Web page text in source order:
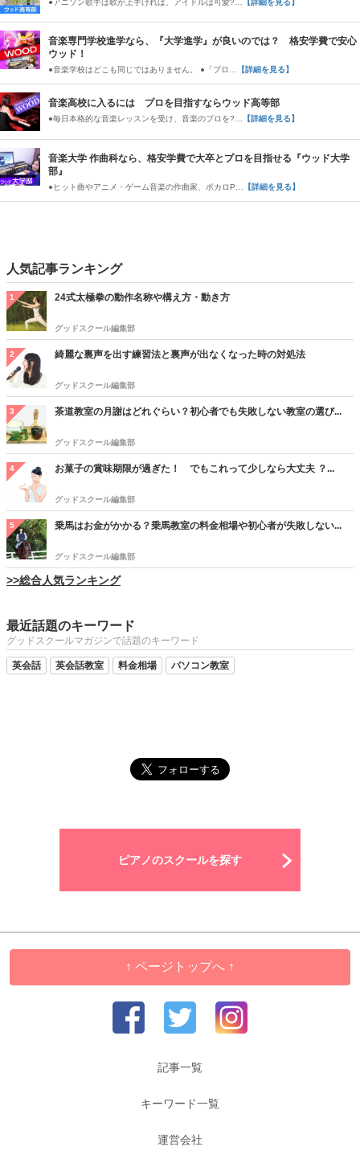
音楽専門学校進学なら、『大学進学』が良いのでは？ 格安学費で安心
ウッド！
●音楽学校はどこも同じではありません。 ●「プロ… 【詳細を見る】
音楽高校に入るには プロを目指すならウッド高等部
●毎日本格的な音楽レッスンを受け、音楽のプロを?… 【詳細を見る】
音楽大学 作曲科なら、格安学費で大卒とプロを目指せる『ウッド大学
部』
●ヒット曲やアニメ・ゲーム音楽の作曲家、ボカロP… 【詳細を見る】
人気記事ランキング
1 24式太極拳の動作名称や構え方・動き方
グッドスクール編集部
2 綺麗な裏声を出す練習法と裏声が出なくなった時の対処法
グッドスクール編集部
3 茶道教室の月謝はどれぐらい？初心者でも失敗しない教室の選び...
グッドスクール編集部
4 お菓子の賞味期限が過ぎた！ でもこれって少しなら大丈夫 ？...
グッドスクール編集部
5 乗馬はお金がかかる？乗馬教室の料金相場や初心者が失敗しない...
グッドスクール編集部
>>総合人気ランキング
最近話題のキーワード
グッドスクールマガジンで話題のキーワード
英会話 英会話教室 料金相場 パソコン教室
ピアノのスクールを探す
↑ ページトップへ ↑
記事一覧
キーワード一覧
運営会社